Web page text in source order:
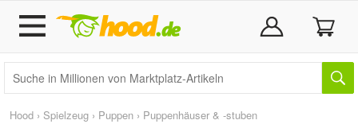
Hood › Spielzeug › Puppen › Puppenhäuser & -stuben